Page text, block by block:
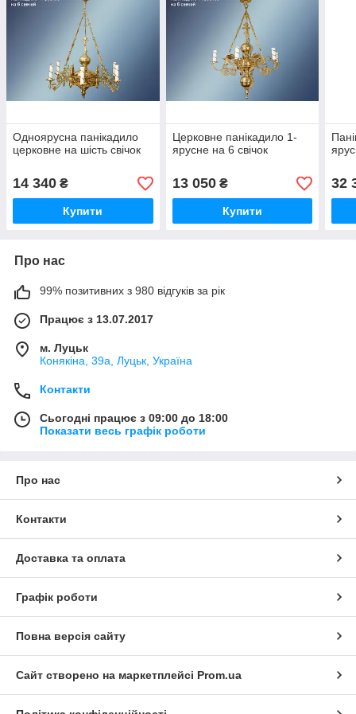
Одноярусна панікадило
церковне на шість свічок
14 340 ₴
Купити
Церковне панікадило 1-
ярусне на 6 свічок
13 050₴
Купити
32
Про нас
99% позитивних з 980 відгуків за рік
Працює з 13.07.2017
м. Луцьк
Конякіна, 39а, Луцьк, Україна
Контакти
Сьогодні працює з 09:00 до 18:00
Показати весь графік роботи
Про нас
Контакти
Доставка та оплата
Графік роботи
Повна версія сайту
Сайт створено на маркетплейсі Prom.ua